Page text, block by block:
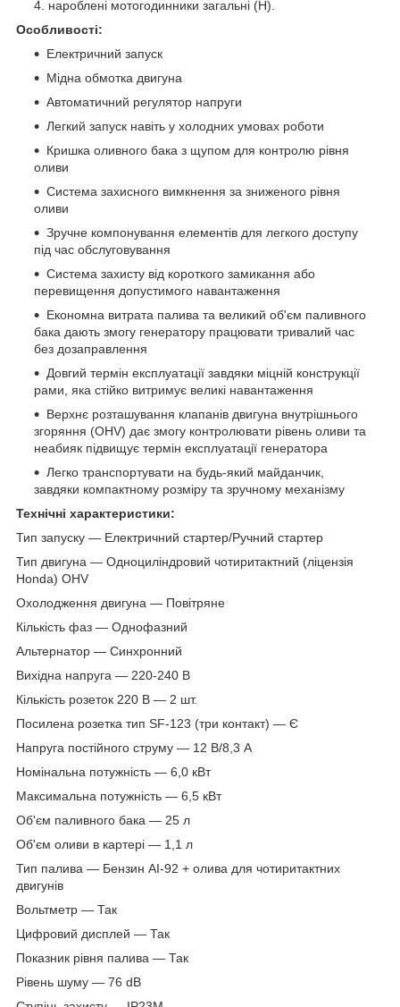
нароблені мотогодинники загальні (Н).
Особливості:
Електричний запуск
Мідна обмотка двигуна
Автоматичний регулятор напруги
Легкий запуск навіть у холодних умовах роботи
Кришка оливного бака з щупом для контролю рівня
оливи
Система захисного вимкнення за зниженого рівня
оливи
Зручне компонування елементів для легкого доступу
під час обслуговування
Система захисту від короткого замикання або
перевищення допустимого навантаження
Економна витрата палива та великий об'єм паливного
бака дають змогу генератору працювати тривалий час
без дозаправлення
Довгий термін експлуатації завдяки міцній конструкції
рами, яка стійко витримує великі навантаження
Верхнє розташування клапанів двигуна внутрішнього
згоряння (OHV) дає змогу контролювати рівень оливи та
неабияк підвищує термін експлуатації генератора
Легко транспортувати на будь-який майданчик,
завдяки компактному розміру та зручному механізму
Технічні характеристики:
Тип запуску — Електричний стартер/Ручний стартер
Тип двигуна — Одноциліндровий чотиритактний (ліцензія
Honda) OHV
Охолодження двигуна — Повітряне
Кількість фаз — Однофазний
Альтернатор — Синхронний
Вихідна напруга — 220-240 В
Кількість розеток 220 В — 2 шт.
Посилена розетка тип SF-123 (три контакт) — Є
Напруга постійного струму — 12 В/8,3 А
Номінальна потужність — 6,0 кВт
Максимальна потужність — 6,5 кВт
Об'єм паливного бака — 25 л
Об'єм оливи в картері — 1,1 л
Тип палива — Бензин АІ-92 + олива для чотиритактних
двигунів
Вольтметр — Так
Цифровий дисплей — Так
Показник рівня палива — Так
Рівень шуму — 76 dB